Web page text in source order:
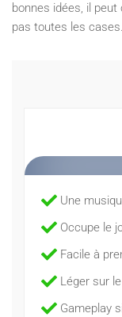
bonnes idées, il
pas toutes les cases.
Une
Occupe le
Facile à
Léger sur
Gameplay